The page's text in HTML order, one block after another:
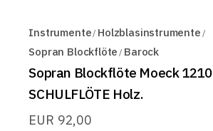
Instrumente Holzblasinstrumente
Sopran Blockflöte Barock
Sopran Blockflöte Moeck 1210
SCHULFLÖTE Holz.
EUR 92,00